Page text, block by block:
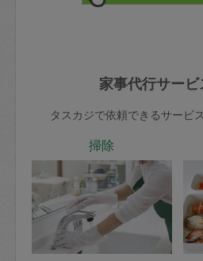
家事代行サー
タスカジで依頼できるサービ
掃除